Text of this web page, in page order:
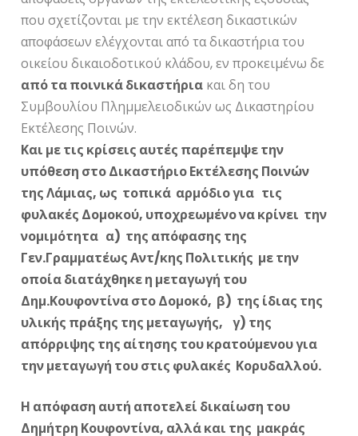
που σχετίζονται με την εκτέλεση δικαστικών
αποφάσεων ελέγχονται από τα δικαστήρια του
οικείου δικαιοδοτικού κλάδου, εν προκειμένω δε
από τα ποινικά δικαστήρια και δη του
Συμβουλίου Πλημμελειοδικών ως Δικαστηρίου
Εκτέλεσης Ποινών.
Και με τις κρίσεις αυτές παρέπεμψε την
υπόθεση στο Δικαστήριο Εκτέλεσης Ποινών
της Λάμιας, ως τοπικά αρμόδιο για τις
φυλακές Δομοκού, υποχρεωμένο να κρίνει την
νομιμότητα α) της απόφασης της
Γεν.Γραμματέως Αντ/κης Πολιτικής με την
οποία διατάχθηκε η μεταγωγή του
Δημ.Κουφοντίνα στο Δομοκό, β) της ίδιας της
υλικής πράξης της μεταγωγής, γ) της
απόρριψης της αίτησης του κρατούμενου για
την μεταγωγή του στις φυλακές Κορυδαλλού.
Η απόφαση αυτή αποτελεί δικαίωση του
Δημήτρη Κουφοντίνα, αλλά και της μακράς